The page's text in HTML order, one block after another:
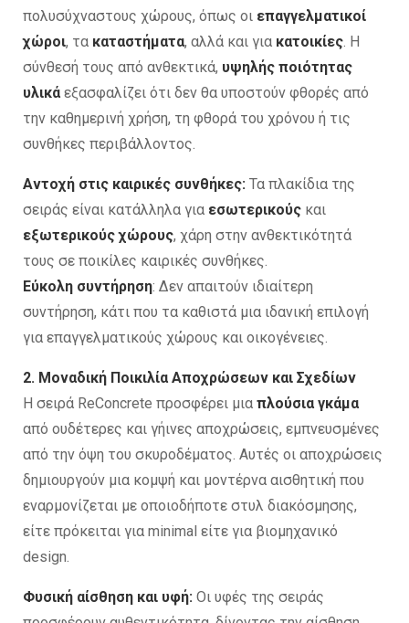
πολυσύχναστους χώρους, όπως οι επαγγελματικοί
χώροι, τα καταστήματα, αλλά και για κατοικίες. Η
σύνθεσή τους από ανθεκτικά, υψηλής ποιότητας
υλικάεξασφαλίζει ότι δεν θα υποστούν φθορές από
την καθημερινή χρήση, τη φθορά του χρόνου ή τις
συνθήκες περιβάλλοντος.
Αντοχή στις καιρικές συνθήκες: Τα πλακίδια της
σειράς είναι κατάλληλα για εσωτερικούς και
εξωτερικούς χώρους, χάρη στην ανθεκτικότητά
τους σε ποικίλες καιρικές συνθήκες.
Εύκολη συντήρηση: Δεν απαιτούν ιδιαίτερη
συντήρηση, κάτι που τα καθιστά μια ιδανική επιλογή
για επαγγελματικούς χώρους και οικογένειες.
2. Μοναδική Ποικιλία Αποχρώσεων και Σχεδίων
Η σειρά ReConcrete προσφέρει μια πλούσια γκάμα
από ουδέτερες και γήινες αποχρώσεις, εμπνευσμένες
από την όψη του σκυροδέματος. Αυτές οι αποχρώσεις
δημιουργούν μια κομψή και μοντέρνα αισθητική που
εναρμονίζεται με οποιοδήποτε στυλ διακόσμησης,
είτε πρόκειται για minimal είτε για βιομηχανικό
design.
Φυσική αίσθηση και υφή: Οι υφές της σειράς